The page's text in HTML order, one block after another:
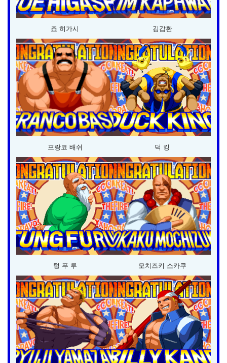
죠 히가시 김갑환
프랑코 배쉬 덕 킹
텅 푸 루 모치즈키 소카쿠